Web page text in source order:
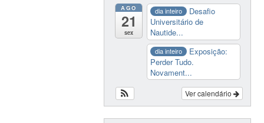
AGO
21
sex
dia inteiro
Desafio
Universitário de
Nautide...
dia inteiro
Exposição:
Perder Tudo.
Novament...
Ver calendário